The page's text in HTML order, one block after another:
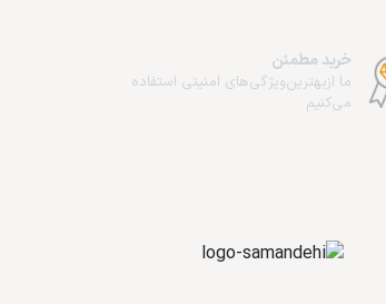
خرید مطمئن
ما از‌بهترین‌ویژگی‌های امنیتی استفاده
می‌کنیم